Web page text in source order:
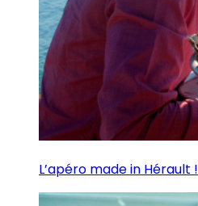
L’apéro made in Hérault !